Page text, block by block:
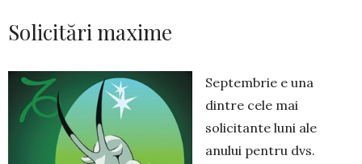
Solicitări maxime
Septembrie e una
dintre cele mai
solicitante luni ale
anului pentru dvs.